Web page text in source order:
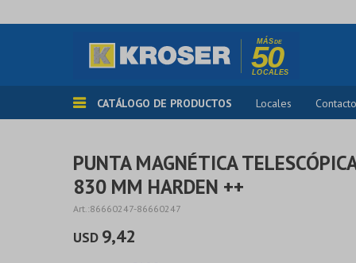
CATÁLOGO DE PRODUCTOS Locales Contacto
PUNTA MAGNÉTICA
830 MM HARDEN ++
86660247-86660247
USD 9,42